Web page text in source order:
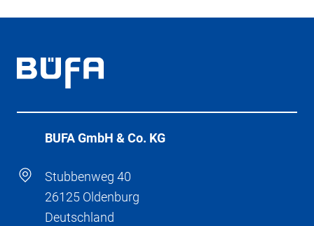
BÜFA GmbH & Co. KG
Stubbenweg 40
26125 Oldenburg
Deutschland